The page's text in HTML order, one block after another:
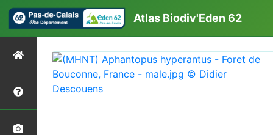
Atlas Biodiv'Eden 62